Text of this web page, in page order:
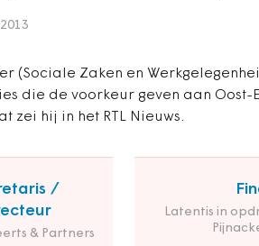
(Sociale Zaken en
die de voorkeur geven aan Oost-
zei hij in het RTL Nieuws.
/
& Partners
Latentis in